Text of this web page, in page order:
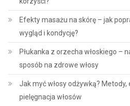
Efekty masażu na skórę – jak
wygląd i kondycję?
Płukanka z orzecha włoskiego –
sposób na zdrowe włosy
Jak myć włosy odżywką? Metody,
pielęgnacja włosów